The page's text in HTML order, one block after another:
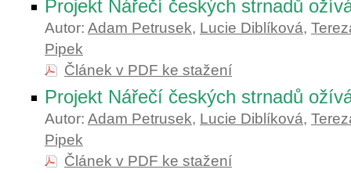
Projekt Nářečí českých strnadů
Autor: Adam Petrusek, Lucie Diblíková,
Pipek
Článek v PDF ke stažení
Projekt Nářečí českých strnadů
Autor: Adam Petrusek, Lucie Diblíková,
Pipek
Článek v PDF ke stažení